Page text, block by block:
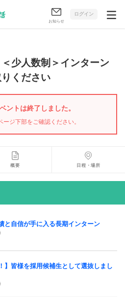
お知らせ
ログイン
少人数制＞インターン
ください
ントは終了しました。
ジ下部をご確認ください。
概要 日程・場所
と自信が手に入る長期インターン
】皆様を採用候補生として選抜しまし